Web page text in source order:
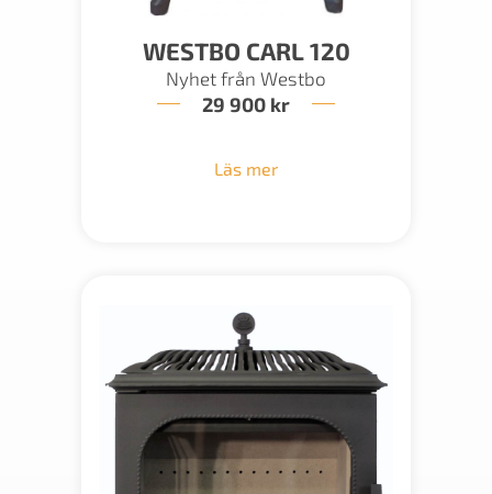
WESTBO CARL 120
Nyhet från Westbo
29 900 kr
Läs mer